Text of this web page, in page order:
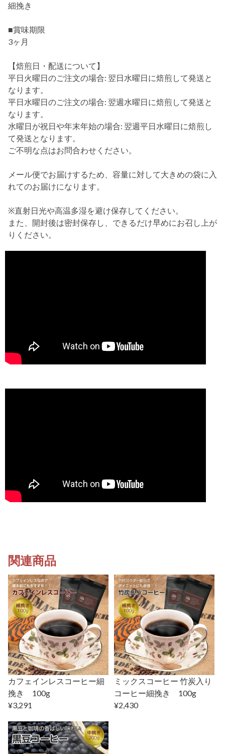
細挽き
■賞味期限
3ヶ月
【焙煎日・配送について】
平日火曜日のご注文の場合: 翌日水曜日に焙煎して発送と
なります。
平日水曜日のご注文の場合: 翌週水曜日に焙煎して発送と
なります。
水曜日が祝日や年末年始の場合: 翌週平日水曜日に焙煎し
て発送となります。
ご不明な点はお問合わせください。
メール便でお届けするため、容量に対して大きめの袋に入
れてのお届けになります。
※直射日光や高温多湿を避け保存してください。
また、開封後は密封保存し、できるだけ早めにお召し上が
りください。
関連商品
カフェインレスコーヒー細
挽き 100g
¥3,291
ミックスコーヒー 竹炭入り
コーヒー細挽き 100g
¥2,430